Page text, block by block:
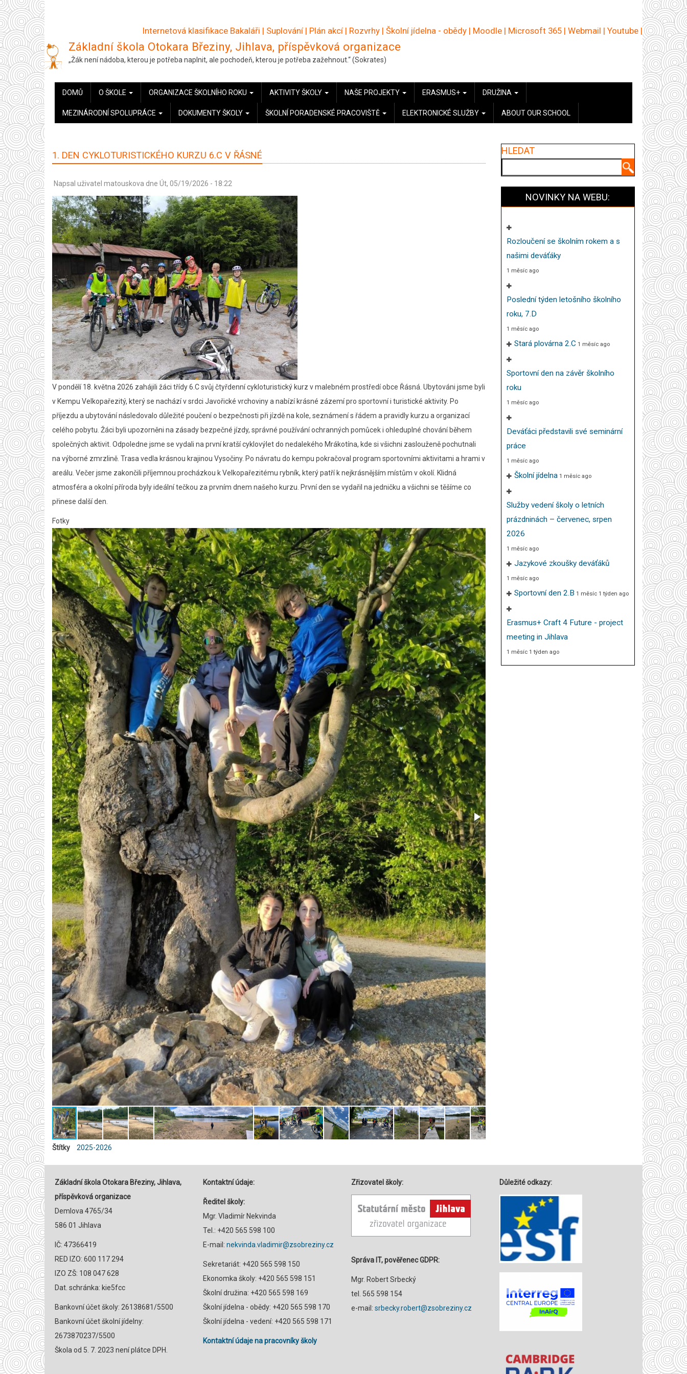
Přejít
k
hlavnímu
obsahu
Internetová klasifikace Bakaláři | Suplování | Plán akcí | Rozvrhy | Školní jídelna - obědy | Moodle | Microsoft 365 | Webmail | Youtube |
Základní škola Otokara Březiny, Jihlava, příspěvková organizace
„Žák není nádoba, kterou je potřeba naplnit, ale pochodeň, kterou je potřeba zažehnout.“ (Sokrates)
HLAVNÍ
NAVIGACE
DOMŮ O ŠKOLE ORGANIZACE ŠKOLNÍHO ROKU AKTIVITY ŠKOLY NAŠE PROJEKTY ERASMUS+ DRUŽINA
MEZINÁRODNÍ SPOLUPRÁCE DOKUMENTY ŠKOLY ŠKOLNÍ PORADENSKÉ PRACOVIŠTĚ ELEKTRONICKÉ SLUŽBY ABOUT OUR SCHOOL
1. DEN CYKLOTURISTICKÉHO KURZU 6.C V ŘÁSNÉ
Napsal uživatel matouskova dne Út, 05/19/2026 - 18:22
V pondělí 18. května 2026 zahájili žáci třídy 6.C svůj čtyřdenní cykloturistický kurz v malebném prostředí obce Řásná. Ubytováni jsme byli
v Kempu Velkopařezitý, který se nachází v srdci Javořické vrchoviny a nabízí krásné zázemí pro sportovní i turistické aktivity. Po
příjezdu a ubytování následovalo důležité poučení o bezpečnosti při jízdě na kole, seznámení s řádem a pravidly kurzu a organizací
celého pobytu. Žáci byli upozorněni na zásady bezpečné jízdy, správné používání ochranných pomůcek i ohleduplné chování během
společných aktivit. Odpoledne jsme se vydali na první kratší cyklovýlet do nedalekého Mrákotína, kde si všichni zaslouženě pochutnali
na výborné zmrzlině. Trasa vedla krásnou krajinou Vysočiny. Po návratu do kempu pokračoval program sportovními aktivitami a hrami v
areálu. Večer jsme zakončili příjemnou procházkou k Velkopařezitému rybník, který patří k nejkrásnějším místům v okolí. Klidná
atmosféra a okolní příroda byly ideální tečkou za prvním dnem našeho kurzu. První den se vydařil na jedničku a všichni se těšíme co
přinese další den.
Fotky
Štítky 2025-2026
HLEDAT
NOVINKY NA WEBU:
Rozloučení se školním rokem a s
našimi deváťáky
1 měsíc ago
Poslední týden letošního školního
roku, 7.D
1 měsíc ago
Stará plovárna 2.C 1 měsíc ago
Sportovní den na závěr školního
roku
1 měsíc ago
Deváťáci představili své seminární
práce
1 měsíc ago
Školní jídelna 1 měsíc ago
Služby vedení školy o letních
prázdninách – červenec, srpen
2026
1 měsíc ago
Jazykové zkoušky deváťáků
1 měsíc ago
Sportovní den 2.B 1 měsíc 1 týden ago
Erasmus+ Craft 4 Future - project
meeting in Jihlava
1 měsíc 1 týden ago
Základní škola Otokara Březiny, Jihlava,
příspěvková organizace
Demlova 4765/34
586 01 Jihlava
IČ: 47366419
RED IZO: 600 117 294
IZO ZŠ: 108 047 628
Dat. schránka: kie5fcc
Bankovní účet školy: 26138681/5500
Bankovní účet školní jídelny:
2673870237/5500
Škola od 5. 7. 2023 není plátce DPH.
Kontaktní údaje:
Ředitel školy:
Mgr. Vladimír Nekvinda
Tel.: +420 565 598 100
E-mail: nekvinda.vladimir@zsobreziny.cz
Sekretariát: +420 565 598 150
Ekonomka školy: +420 565 598 151
Školní družina: +420 565 598 169
Školní jídelna - obědy: +420 565 598 170
Školní jídelna - vedení: +420 565 598 171
Kontaktní údaje na pracovníky školy
Zřizovatel školy:
Správa IT, pověřenec GDPR:
Mgr. Robert Srbecký
tel. 565 598 154
e-mail: srbecky.robert@zsobreziny.cz
Důležité odkazy: